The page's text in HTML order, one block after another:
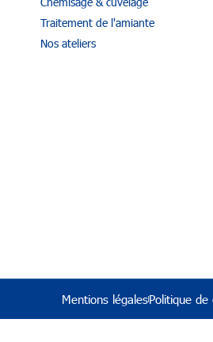
Traitement de l'amiante
Nos ateliers
Mentions légalesPolitique